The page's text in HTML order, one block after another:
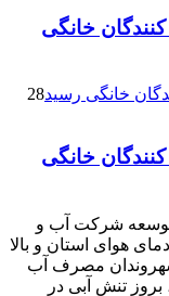
خانگی
28
خانگی
و توسعه شرکت آب و
هوای استان و بالا
مصرف آب
تنش آبی در